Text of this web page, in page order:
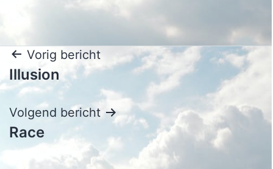
Bericht
navigatie
Vorig bericht
Illusion
Volgend bericht
Race